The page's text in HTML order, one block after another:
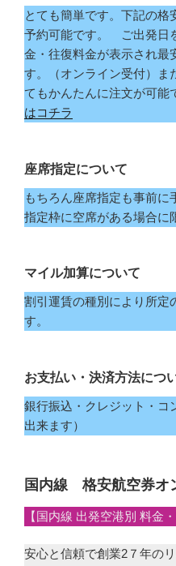
とても簡単です。下記の格
予約可能です。 ご出発日
金・往復料金が表示され最
す。（オンライン受付）ま
てもかんたんに注文が可能
はコチラ
座席指定について
もちろん座席指定も事前
指定枠に空席がある場合に
マイル加算について
割引運賃の種別により所定
す。
お支払い・決済方法につ
銀行振込・クレジット・コ
出来ます）
国内線 格安航空券オ
【国内線 出発空港別 料金
安心と信頼で創業2７年の